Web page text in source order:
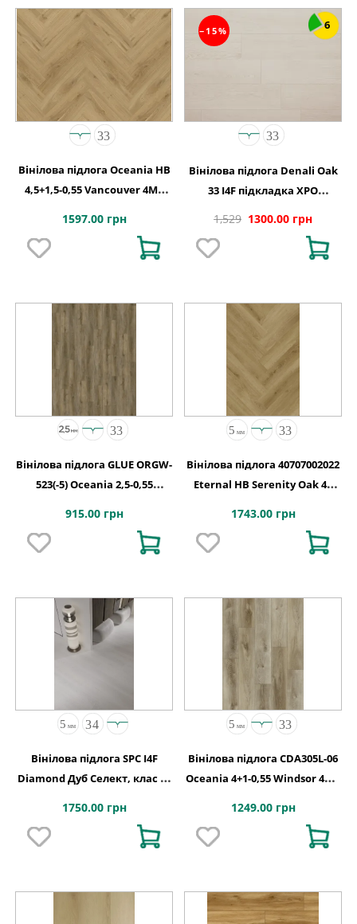
Вінілова підлога Oceania HB
4,5+1,5-0,55 Vancouver 4MV
1597.00 грн
−15% 6
Вінілова підлога Denali Oak
33 I4F підкладка XPO
1,529 1300.00 грн
Вінілова підлога GLUE ORGW-
523(-5) Oceania 2,5-0,55
1227х187х2,5
915.00 грн
Вінілова підлога 40707002022
Eternal HB Serenity Oak 4V
1743.00 грн
Вінілова підлога SPC I4F
Diamond Дуб Селект, клас 34
1750.00 грн
Вінілова підлога CDA305L-06
Oceania 4+1-0,55 Windsor 4MV
1249.00 грн